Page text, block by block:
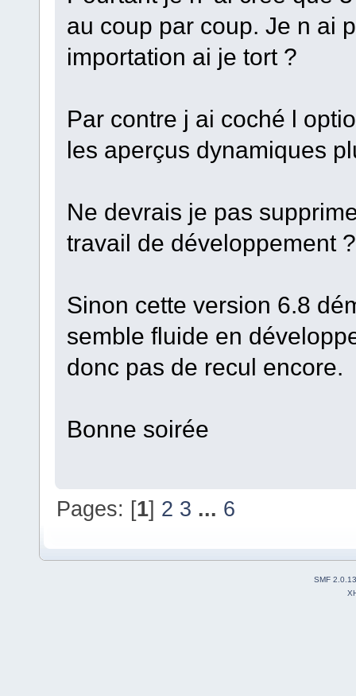
au coup par coup. Je n ai
importation ai je tort ?
Par contre j ai coché l
les aperçus dynamiques
Ne devrais je pas
travail de développement ?
Sinon cette version 6.8
semble fluide en
donc pas de recul encore.
Bonne soirée
Pages: [1] 2 3 ... 6
SMF 2.0.13